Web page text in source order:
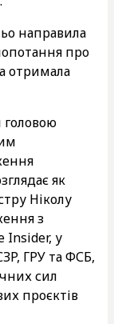
направила
про
отримала
головою
як
Ніколу
з
Insider, у
ГРУ та ФСБ,
сил
проєктів